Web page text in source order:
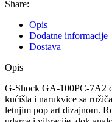
Share:
Opis
Dodatne informacije
Dostava
Opis
G-Shock GA-100PC-7A2
kućišta i narukvice sa
letnjim pop art dizajnom.